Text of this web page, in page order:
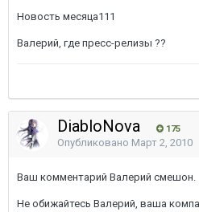
Новость месяца111
Валерий, где пресс-релизы ??
DiabloNova 175
Опубликовано Март 2, 2010
Ваш комментарий Валерий смешон.
Не обижайтесь Валерий, ваша